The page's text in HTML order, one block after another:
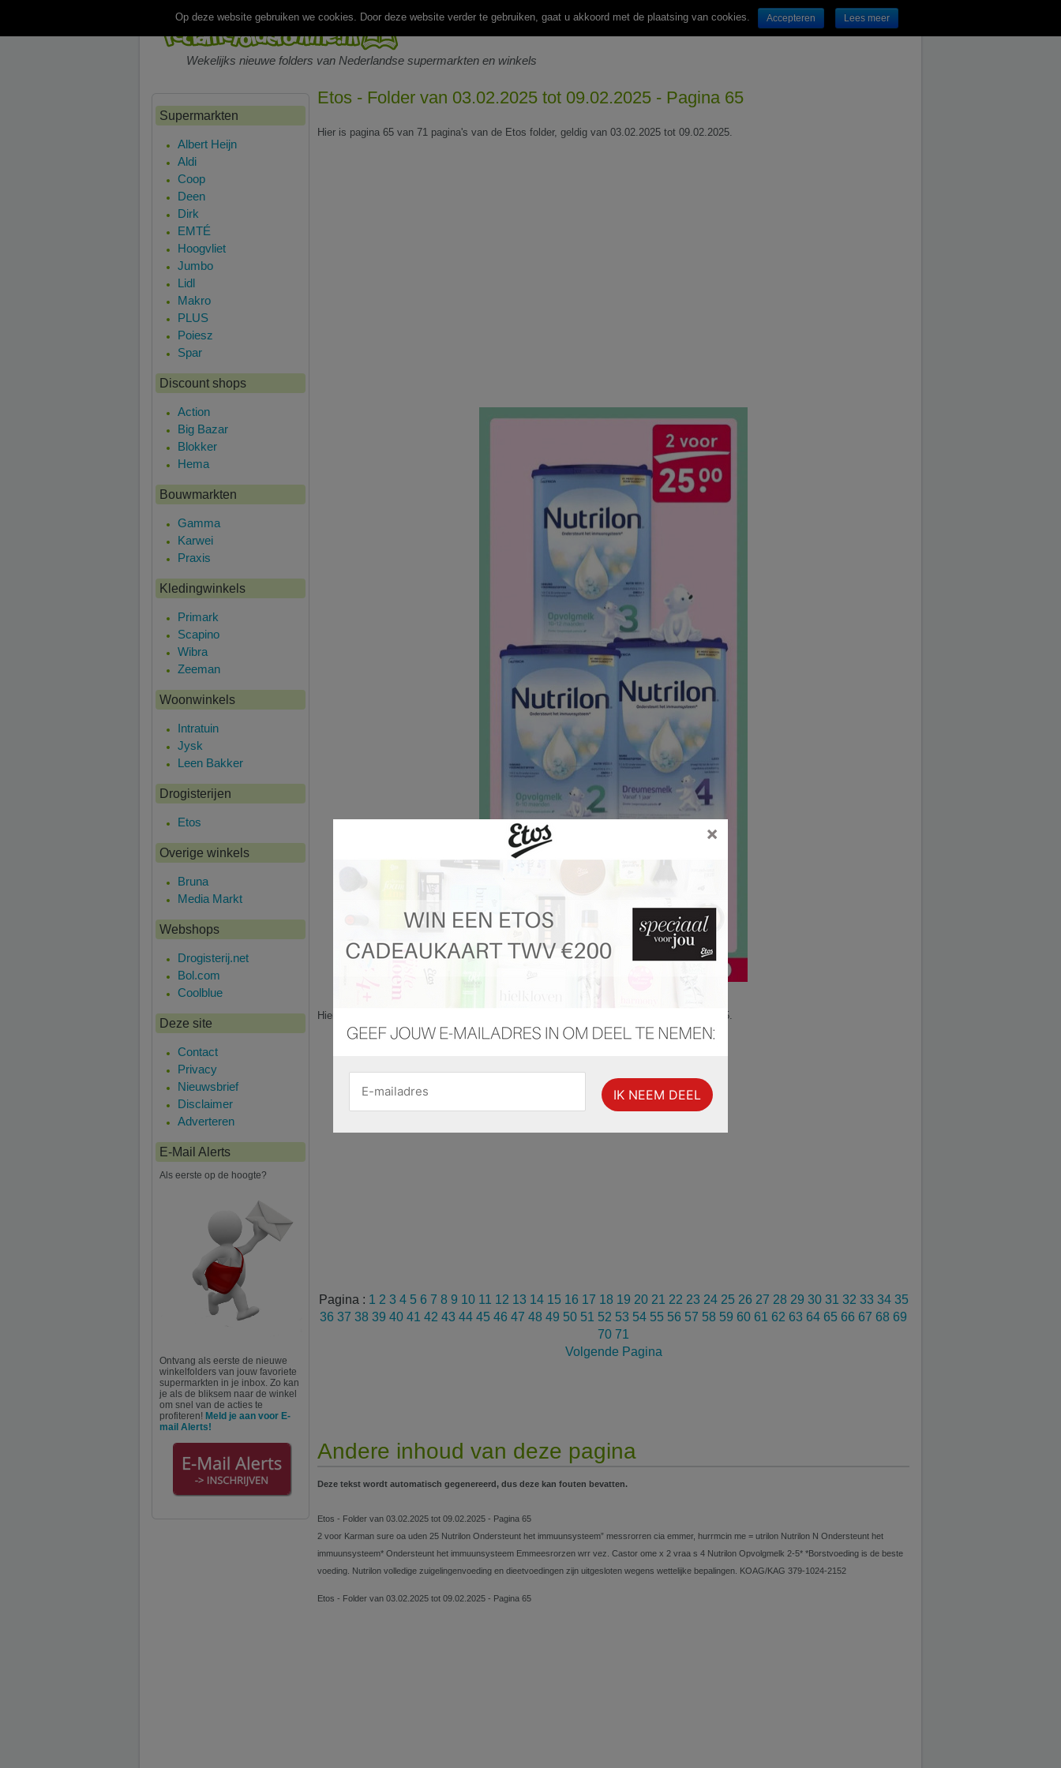
Wekelijks nieuwe folders van Nederlandse supermarkten en winkels
Etos - Folder van 03.02.2025 tot 09.02.2025 - Pagina 65
Hier is pagina 65 van 71 pagina's van de Etos folder, geldig van 03.02.2025 tot 09.02.2025.
Hier is pagina 65 van 71 pagina's van de Etos folder, geldig van 03.02.2025 tot 09.02.2025.
Pagina : 1 2 3 4 5 6 7 8 9 10 11 12 13 14 15 16 17 18 19 20 21 22 23 24 25 26 27 28 29 30 31 32 33 34 35
36 37 38 39 40 41 42 43 44 45 46 47 48 49 50 51 52 53 54 55 56 57 58 59 60 61 62 63 64 65 66 67 68 69
70 71
Volgende Pagina
Andere inhoud van deze pagina
Deze tekst wordt automatisch gegenereerd, dus deze kan fouten bevatten.
Etos - Folder van 03.02.2025 tot 09.02.2025 - Pagina 65
2 voor Karman sure oa uden 25 Nutrilon Ondersteunt het immuunsysteem” messrorren cia emmer, hurrmcin me = utrilon Nutrilon N Ondersteunt het
immuunsysteem* Ondersteunt het immuunsysteem Emmeesrorzen wrr vez. Castor ome x 2 vraa s 4 Nutrilon Opvolgmelk 2-5* *Borstvoeding is de beste
voeding. Nutrilon volledige zuigelingenvoeding en dieetvoedingen zijn uitgesloten wegens wettelijke bepalingen. KOAG/KAG 379-1024-2152
Etos - Folder van 03.02.2025 tot 09.02.2025 - Pagina 65
Supermarkten
Albert Heijn
Aldi
Coop
Deen
Dirk
EMTÉ
Hoogvliet
Jumbo
Lidl
Makro
PLUS
Poiesz
Spar
Discount shops
Action
Big Bazar
Blokker
Hema
Bouwmarkten
Gamma
Karwei
Praxis
Kledingwinkels
Primark
Scapino
Wibra
Zeeman
Woonwinkels
Intratuin
Jysk
Leen Bakker
Drogisterijen
Etos
Overige winkels
Bruna
Media Markt
Webshops
Drogisterij.net
Bol.com
Coolblue
Deze site
Contact
Privacy
Nieuwsbrief
Disclaimer
Adverteren
E-Mail Alerts
Als eerste op de hoogte?
Ontvang als eerste de nieuwe
winkelfolders van jouw favoriete
supermarkten in je inbox. Zo kan
je als de bliksem naar de winkel
om snel van de acties te
profiteren! Meld je aan voor E-
mail Alerts!
Op deze website gebruiken we cookies. Door deze website verder te gebruiken, gaat u akkoord met de plaatsing van cookies. Accepteren Lees meer
×